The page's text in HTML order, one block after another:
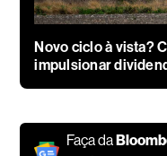
Novo ciclo à vista?
impulsionar
Faça da